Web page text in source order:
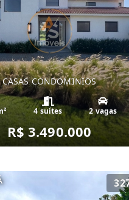
CASAS CONDOMINIOS
4 suítes 2 vagas
R$ 3.490.000